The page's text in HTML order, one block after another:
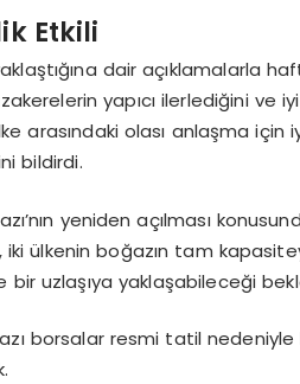
Etkili
dair açıklamalarla
yapıcı ilerlediğini ve
arasındaki olası anlaşma için
bildirdi.
yeniden açılması
ülkenin boğazın tam
bir uzlaşıya yaklaşabileceği
borsalar resmi tatil nedeniyle